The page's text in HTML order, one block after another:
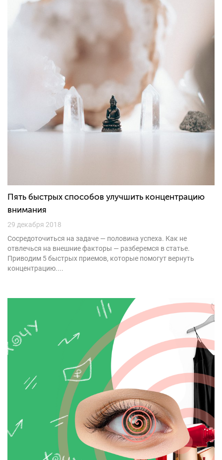
Пять быстрых способов улучшить концентрацию
внимания
29 декабря 2018
Сосредоточиться на задаче — половина успеха. Как не
отвлечься на внешние факторы — разберемся в статье.
Приводим 5 быстрых приемов, которые помогут вернуть
концентрацию....